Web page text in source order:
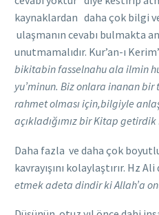
kaynaklardan daha çok bilgi
ulaşmanın cevabı bulmakta
unutmamalıdır. Kur’an-ı
bikitabin fasselnahu ala ilmin
yu’minun. Biz onlara inanan
rahmet olması için,bilgiyle
açıkladığımız bir Kitap getirdik
Daha fazla ve daha çok
kavrayışını kolaylaştırır. Hz
etmek adeta dindir ki Allah’a